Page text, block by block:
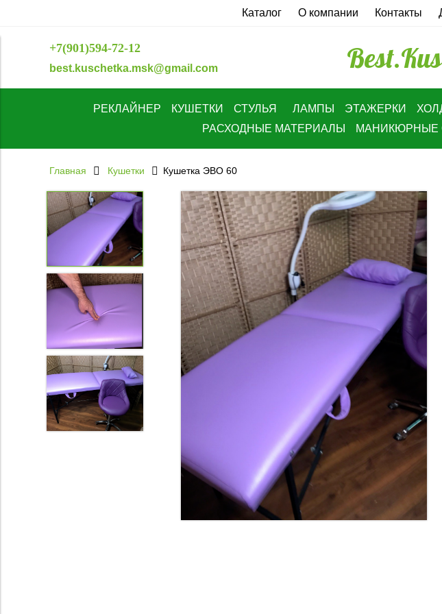
Каталог О компании Контакты
+7(901)594-72-12
best.kuschetka.msk@gmail.com
РЕКЛАЙНЕР КУШЕТКИ СТУЛЬЯ ЛАМПЫ ЭТАЖЕРКИ
РАСХОДНЫЕ МАТЕРИАЛЫ
МАНИКЮРНЫЕ
Главная Кушетки Кушетка ЭВО 60